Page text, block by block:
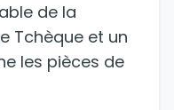
de la
Tchèque et un
les pièces de